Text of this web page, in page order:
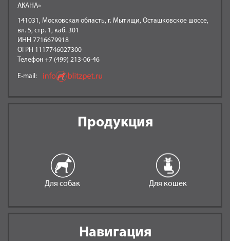
АКАНА»
141031, Московская область, г. Мытищи, Осташковское шоссе,
вл. 5, стр. 1, каб. 301
ИНН 7716679918
ОГРН 1117746027300
Телефон +7 (499) 213-06-46
E-mail:
Продукция
Для собак Для кошек
Навигация